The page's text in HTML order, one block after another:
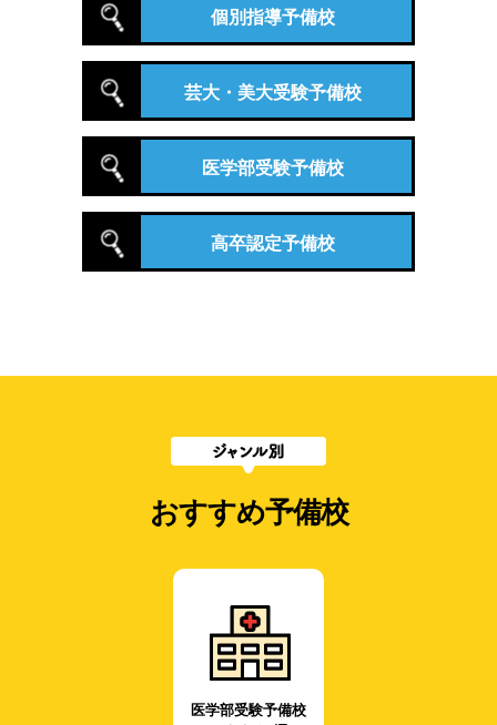
個別指導予備校
芸大・美大受験予備校
医学部受験予備校
高卒認定予備校
おすすめ予備校
医学部受験予備校